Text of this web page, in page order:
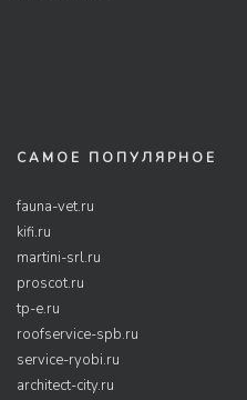
САМОЕ ПОПУЛЯРНОЕ
fauna-vet.ru
kifi.ru
martini-srl.ru
proscot.ru
tp-e.ru
roofservice-spb.ru
service-ryobi.ru
architect-city.ru